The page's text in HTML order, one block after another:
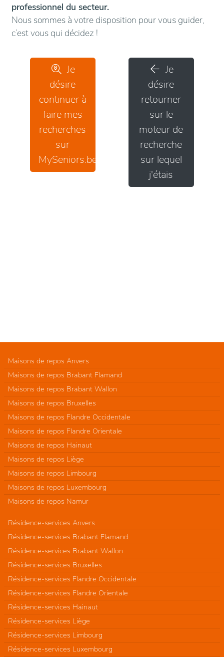
professionnel du secteur.
Nous sommes à votre disposition pour vous guider,
c’est vous qui décidez !
Je
désire
continuer à
faire mes
recherches
sur
MySeniors.be
Je
désire
retourner
sur le
moteur de
recherche
sur lequel
j'étais
Maisons de repos Anvers
Maisons de repos Brabant Flamand
Maisons de repos Brabant Wallon
Maisons de repos Bruxelles
Maisons de repos Flandre Occidentale
Maisons de repos Flandre Orientale
Maisons de repos Hainaut
Maisons de repos Liège
Maisons de repos Limbourg
Maisons de repos Luxembourg
Maisons de repos Namur
Résidence-services Anvers
Résidence-services Brabant Flamand
Résidence-services Brabant Wallon
Résidence-services Bruxelles
Résidence-services Flandre Occidentale
Résidence-services Flandre Orientale
Résidence-services Hainaut
Résidence-services Liège
Résidence-services Limbourg
Résidence-services Luxembourg